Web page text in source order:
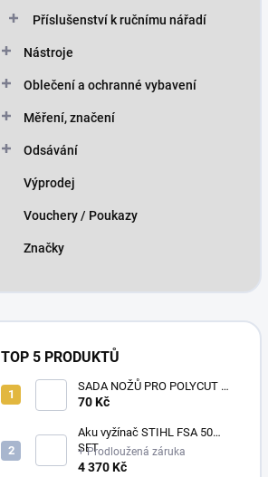
Příslušenství k ručnímu nářadí
Nástroje
Oblečení a ochranné vybavení
Měření, značení
Odsávání
Výprodej
Vouchery / Poukazy
Značky
TOP 5 PRODUKTŮ
SADA NOŽŮ PRO POLYCUT 2-
2
70 Kč
Aku vyžínač STIHL FSA 50
SET
+ Prodloužená záruka
4 370 Kč